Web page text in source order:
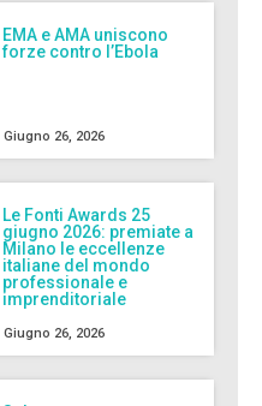
EMA e AMA uniscono
forze contro l’Ebola
Giugno 26, 2026
Le Fonti Awards 25
giugno 2026: premiate a
Milano le eccellenze
italiane del mondo
professionale e
imprenditoriale
Giugno 26, 2026